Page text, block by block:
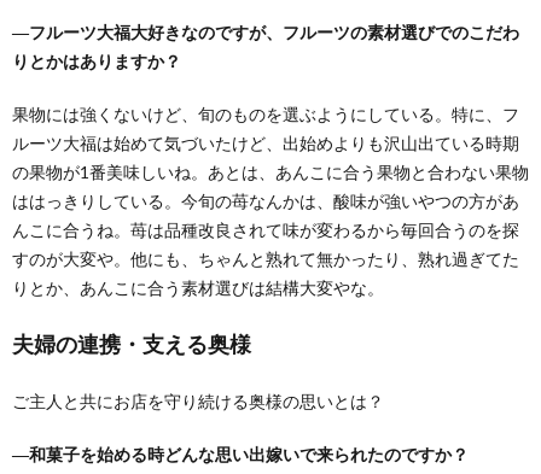
―フルーツ大福大好きなのですが、フルーツの素材選びでのこだわ
りとかはありますか？
果物には強くないけど、旬のものを選ぶようにしている。特に、フ
ルーツ大福は始めて気づいたけど、出始めよりも沢山出ている時期
の果物が1番美味しいね。あとは、あんこに合う果物と合わない果物
ははっきりしている。今旬の苺なんかは、酸味が強いやつの方があ
んこに合うね。苺は品種改良されて味が変わるから毎回合うのを探
すのが大変や。他にも、ちゃんと熟れて無かったり、熟れ過ぎてた
りとか、あんこに合う素材選びは結構大変やな。
夫婦の連携・支える奥様
ご主人と共にお店を守り続ける奥様の思いとは？
―和菓子を始める時どんな思い出嫁いで来られたのですか？